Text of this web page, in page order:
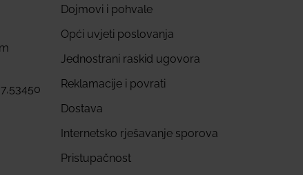
Dojmovi i pohvale
Opći uvjeti poslovanja
Jednostrani raskid ugovora
Reklamacije i povrati
Dostava
Internetsko rješavanje sporova
Pristupačnost